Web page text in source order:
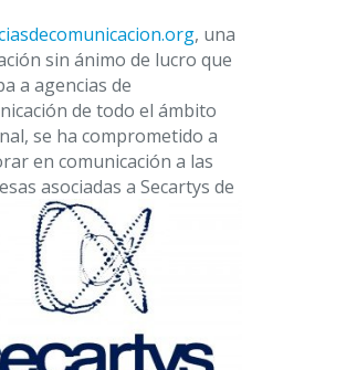
, una
sin ánimo de lucro que
a agencias de
de todo el ámbito
se ha comprometido a
en comunicación a las
asociadas a Secartys de